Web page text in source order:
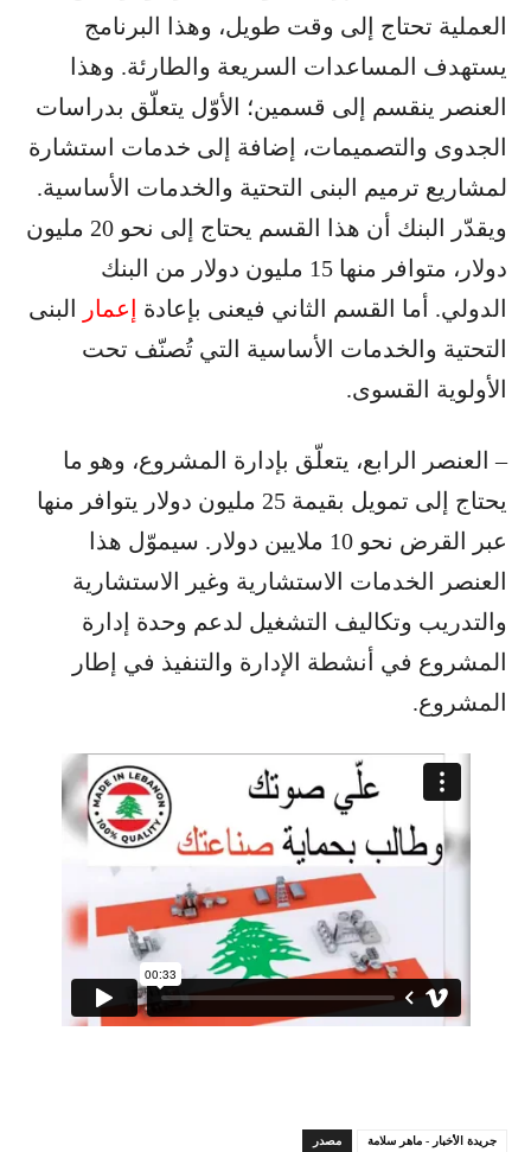
العملية تحتاج إلى وقت طويل، وهذا البرنامج
يستهدف المساعدات السريعة والطارئة. وهذا
العنصر ينقسم إلى قسمين؛ الأوّل يتعلّق بدراسات
الجدوى والتصميمات، إضافة إلى خدمات استشارة
لمشاريع ترميم البنى التحتية والخدمات الأساسية.
ويقدّر البنك أن هذا القسم يحتاج إلى نحو 20 مليون
دولار، متوافر منها 15 مليون دولار من البنك
الدولي. أما القسم الثاني فيعنى بإعادة إعمار البنى
التحتية والخدمات الأساسية التي تُصنّف تحت
الأولوية القسوى.
– العنصر الرابع، يتعلّق بإدارة المشروع، وهو ما
يحتاج إلى تمويل بقيمة 25 مليون دولار يتوافر منها
عبر القرض نحو 10 ملايين دولار. سيموّل هذا
العنصر الخدمات الاستشارية وغير الاستشارية
والتدريب وتكاليف التشغيل لدعم وحدة إدارة
المشروع في أنشطة الإدارة والتنفيذ في إطار
المشروع.
مصدر جريدة الأخبار - ماهر سلامة